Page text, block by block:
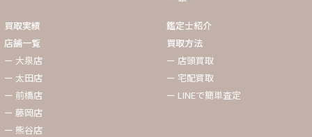
買取実績
店舗一覧
ー 大泉店
ー 太田店
ー 前橋店
ー 藤岡店
ー 熊谷店
鑑定士紹介
買取方法
ー 店頭買取
ー 宅配買取
ー LINEで簡単査定